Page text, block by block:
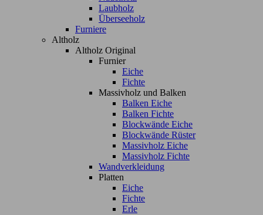
Laubholz
Überseeholz
Furniere
Altholz
Altholz Original
Furnier
Eiche
Fichte
Massivholz und Balken
Balken Eiche
Balken Fichte
Blockwände Eiche
Blockwände Rüster
Massivholz Eiche
Massivholz Fichte
Wandverkleidung
Platten
Eiche
Fichte
Erle